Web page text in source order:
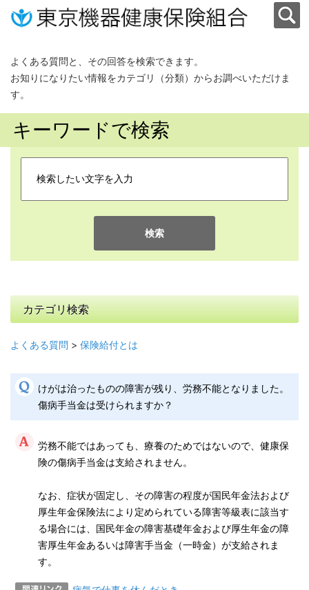
よくある質問と、その回答を検索できます。
お知りになりたい情報をカテゴリ（分類）からお調べいただけま
す。
キーワードで検索
検索
カテゴリ検索
よくある質問 > 保険給付とは
けがは治ったものの障害が残り、労務不能となりました。
傷病手当金は受けられますか？
労務不能ではあっても、療養のためではないので、健康保
険の傷病手当金は支給されません。
なお、症状が固定し、その障害の程度が国民年金法および
厚生年金保険法により定められている障害等級表に該当す
る場合には、国民年金の障害基礎年金および厚生年金の障
害厚生年金あるいは障害手当金（一時金）が支給されま
す。